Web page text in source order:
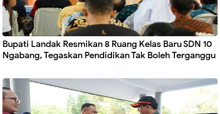
Bupati Landak Resmikan 8 Ruang Kelas Baru SDN 10
Ngabang, Tegaskan Pendidikan Tak Boleh Terganggu